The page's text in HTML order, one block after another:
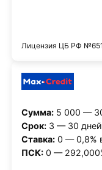
Лицензия ЦБ РФ
Сумма:5 000 —
Срок:3 — 30 дней
Ставка:0 — 0,8%
ПСК:0 —